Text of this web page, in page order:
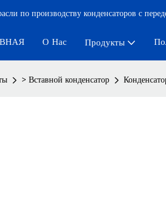
по производству конденсаторов с
О Нас Продукты
> Вставной конденсатор